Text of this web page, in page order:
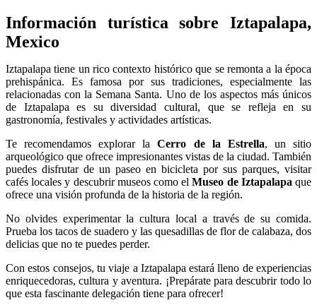
Información turística sobre Iztapalapa,
Mexico
Iztapalapa tiene un rico contexto histórico que se remonta a la época
prehispánica. Es famosa por sus tradiciones, especialmente las
relacionadas con la Semana Santa. Uno de los aspectos más únicos
de Iztapalapa es su diversidad cultural, que se refleja en su
gastronomía, festivales y actividades artísticas.
Te recomendamos explorar laCerro de la Estrella, un sitio
arqueológico que ofrece impresionantes vistas de la ciudad. También
puedes disfrutar de un paseo en bicicleta por sus parques, visitar
cafés locales y descubrir museos como elMuseo de Iztapalapa que
ofrece una visión profunda de la historia de la región.
No olvides experimentar la cultura local a través de su comida.
Prueba los tacos de suadero y las quesadillas de flor de calabaza, dos
delicias que no te puedes perder.
Con estos consejos, tu viaje a Iztapalapa estará lleno de experiencias
enriquecedoras, cultura y aventura. ¡Prepárate para descubrir todo lo
que esta fascinante delegación tiene para ofrecer!